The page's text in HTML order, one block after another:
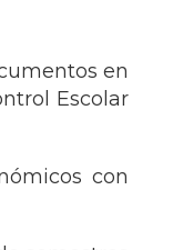
en
Escolar
con